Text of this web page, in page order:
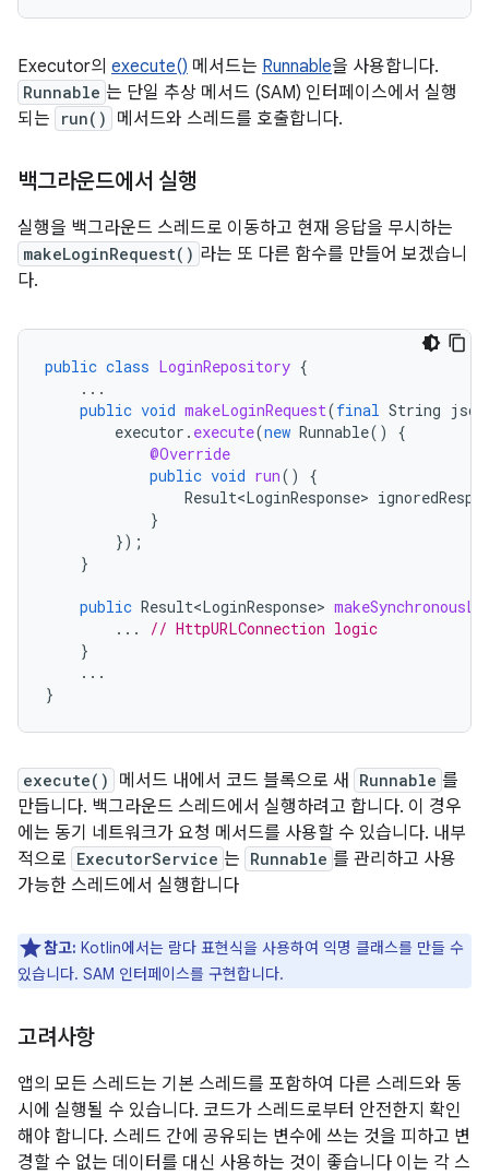
Executor의 execute() 메서드는 Runnable을 사용합니다.
Runnable 는 단일 추상 메서드 (SAM) 인터페이스에서 실행
되는
run() 메서드와 스레드를 호출합니다.
백그라운드에서 실행
실행을 백그라운드 스레드로 이동하고 현재 응답을 무시하는
makeLoginRequest() 라는 또 다른 함수를 만들어 보겠습니
다.
public class LoginRepository {
...
public void makeLoginRequest(final String
executor . execute(new Runnable()
{
@Override
public void run()
{
Result<LoginResponse>
}
});
}
public Result<LoginResponse>
...
// HttpURLConnection logic
}
...
}
execute() 메서드 내에서 코드 블록으로 새 Runnable 를
만듭니다. 백그라운드 스레드에서 실행하려고 합니다. 이 경우
에는 동기 네트워크가 요청 메서드를 사용할 수 있습니다. 내부
적으로 ExecutorService 는 Runnable 를 관리하고 사용
가능한 스레드에서 실행합니다
참고: Kotlin에서는 람다 표현식을 사용하여 익명 클래스를 만들 수
있습니다. SAM 인터페이스를 구현합니다.
고려사항
앱의 모든 스레드는 기본 스레드를 포함하여 다른 스레드와 동
시에 실행될 수 있습니다. 코드가 스레드로부터 안전한지 확인
해야 합니다. 스레드 간에 공유되는 변수에 쓰는 것을 피하고 변
경할 수 없는 데이터를 대신 사용하는 것이 좋습니다 이는 각 스